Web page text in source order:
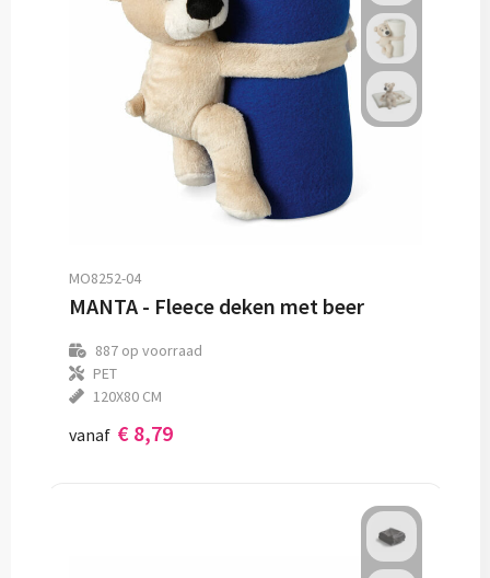
MO8252-04
MANTA - Fleece deken met beer
887op voorraad
PET
120X80 CM
vanaf € 8,79